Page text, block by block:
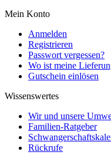
Mein Konto
Anmelden
Registrieren
Passwort vergessen?
Wo ist meine
Gutschein einlösen
Wissenswertes
Wir und unsere
Familien-Ratgeber
Rückrufe